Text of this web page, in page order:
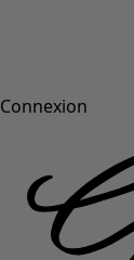
Connexion